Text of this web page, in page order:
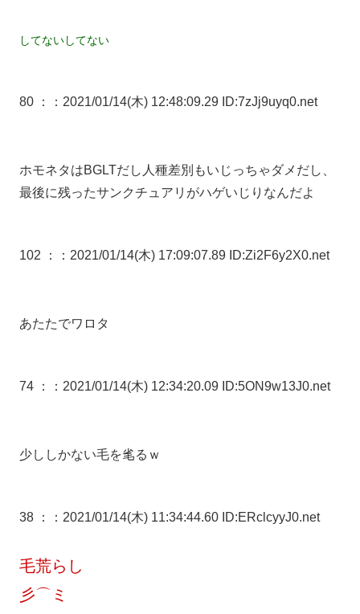
してないしてない
80 ： ：2021/01/14(木) 12:48:09.29 ID:7zJj9uyq0.net
ホモネタはBGLTだし人種差別もいじっちゃダメだし、
最後に残ったサンクチュアリがハゲいじりなんだよ
102 ： ：2021/01/14(木) 17:09:07.89 ID:Zi2F6y2X0.net
あたたでワロタ
74 ： ：2021/01/14(木) 12:34:20.09 ID:5ON9w13J0.net
少ししかない毛を毟るｗ
38 ： ：2021/01/14(木) 11:34:44.60 ID:ERclcyyJ0.net
毛荒らし
彡⌒ミ